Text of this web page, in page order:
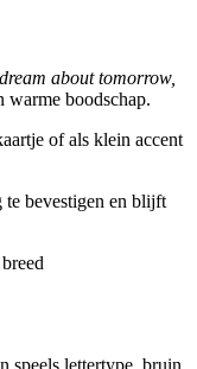
about tomorrow,
warme boodschap.
of als klein accent
te bevestigen en blijft